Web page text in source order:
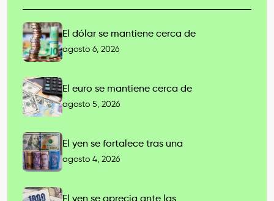
El dólar se mantiene cerca de
agosto 6, 2026
El euro se mantiene cerca de
agosto 5, 2026
El yen se fortalece tras una
agosto 4, 2026